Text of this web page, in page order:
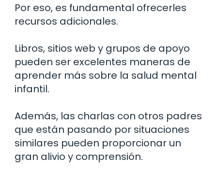
Por eso, es fundamental ofrecerles
recursos adicionales.
Libros, sitios web y grupos de apoyo
pueden ser excelentes maneras de
aprender más sobre la salud mental
infantil.
Además, las charlas con otros padres
que están pasando por situaciones
similares pueden proporcionar un
gran alivio y comprensión.